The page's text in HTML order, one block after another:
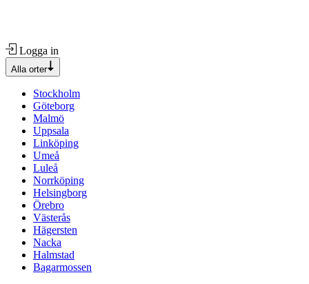
Logga in
Alla orter
Stockholm
Göteborg
Malmö
Uppsala
Linköping
Umeå
Luleå
Norrköping
Helsingborg
Örebro
Västerås
Hägersten
Nacka
Halmstad
Bagarmossen